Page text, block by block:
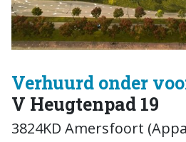
Verhuurd onder
V Heugtenpad 19
3824KD Amersfoort